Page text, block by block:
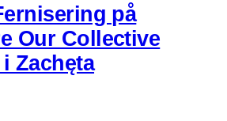
på
Our Collective
Zachęta